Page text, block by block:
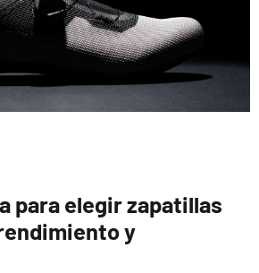
para elegir zapatillas
y